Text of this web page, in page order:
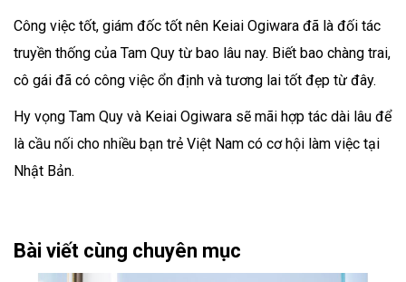
Công việc tốt, giám đốc tốt nên Keiai Ogiwara đã là đối tác
truyền thống của Tam Quy từ bao lâu nay. Biết bao chàng trai,
cô gái đã có công việc ổn định và tương lai tốt đẹp từ đây.
Hy vọng Tam Quy và Keiai Ogiwara sẽ mãi hợp tác dài lâu để
là cầu nối cho nhiều bạn trẻ Việt Nam có cơ hội làm việc tại
Nhật Bản.
Bài viết cùng chuyên mục